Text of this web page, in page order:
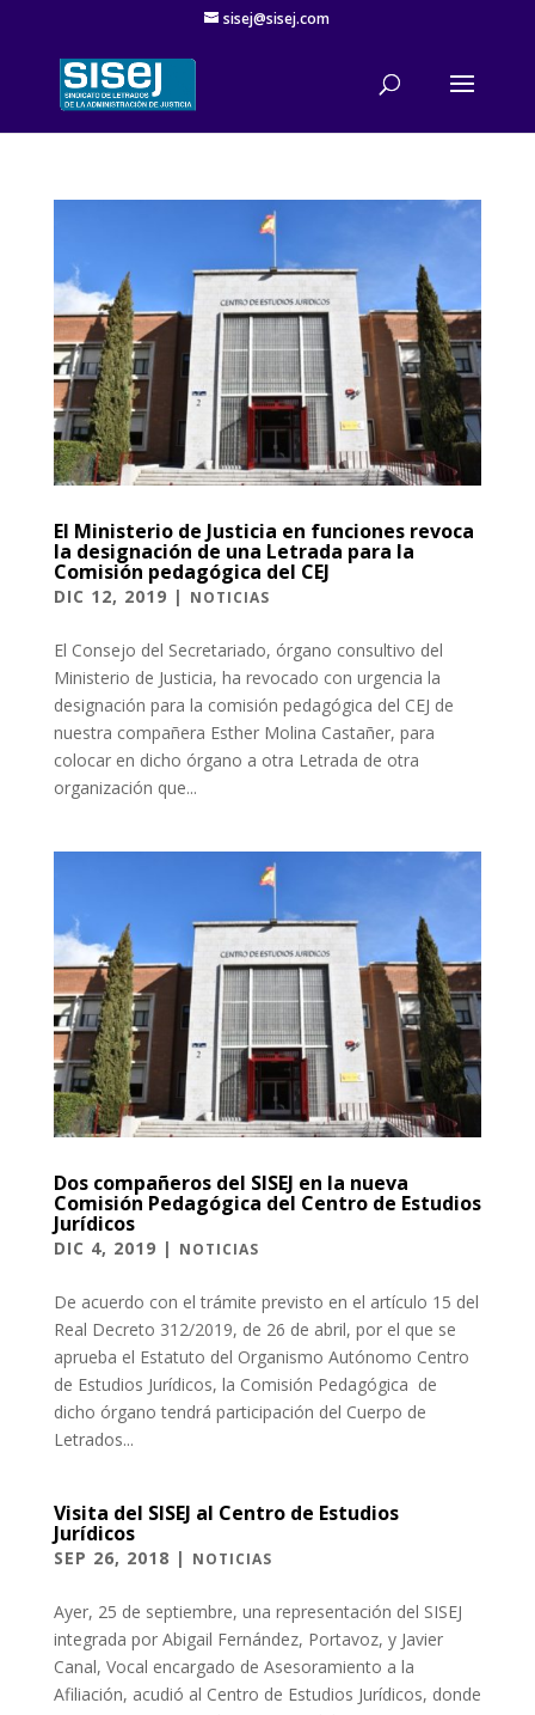
sisej@sisej.com
El Ministerio de Justicia en funciones revoca
la designación de una Letrada para la
Comisión pedagógica del CEJ
DIC 12, 2019 | NOTICIAS
El Consejo del Secretariado, órgano consultivo del
Ministerio de Justicia, ha revocado con urgencia la
designación para la comisión pedagógica del CEJ de
nuestra compañera Esther Molina Castañer, para
colocar en dicho órgano a otra Letrada de otra
organización que...
Dos compañeros del SISEJ en la nueva
Comisión Pedagógica del Centro de Estudios
Jurídicos
DIC 4, 2019 | NOTICIAS
De acuerdo con el trámite previsto en el artículo 15 del
Real Decreto 312/2019, de 26 de abril, por el que se
aprueba el Estatuto del Organismo Autónomo Centro
de Estudios Jurídicos, la Comisión Pedagógica de
dicho órgano tendrá participación del Cuerpo de
Letrados...
Visita del SISEJ al Centro de Estudios
Jurídicos
SEP 26, 2018 | NOTICIAS
Ayer, 25 de septiembre, una representación del SISEJ
integrada por Abigail Fernández, Portavoz, y Javier
Canal, Vocal encargado de Asesoramiento a la
Afiliación, acudió al Centro de Estudios Jurídicos, donde